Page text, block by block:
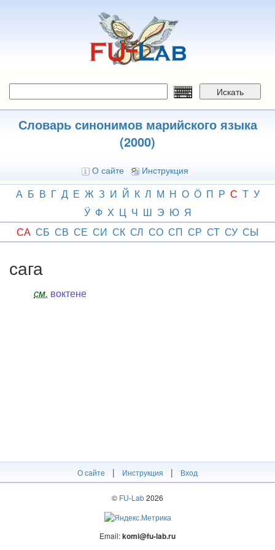
Искать
Словарь синонимов марийского языка
(2000)
О сайте Инструкция
А Б В Г Д Е Ж З И Й К Л М Н О Ӧ П Р С Т У
Ӱ Ф Х Ц Ч Ш Э Ю Я
СА СБ СВ СЕ СИ СК СЛ СО СП СР СТ СУ СЫ
сага
см. воктене
О сайте | Инструкция | Вход
© FU-Lab2026
Email:komi@fu-lab.ru